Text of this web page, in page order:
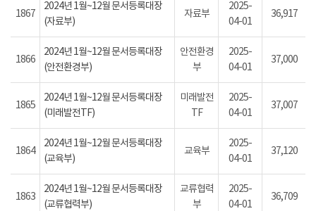
1867
2024년 1월~12월 문서등록대장
(자료부)
자료부
2025-
04-01
36,917
1866
2024년 1월~12월 문서등록대장
(안전환경부)
안전환경
부
2025-
04-01
37,000
1865
2024년 1월~12월 문서등록대장
(미래발전TF)
미래발전
TF
2025-
04-01
37,007
1864
2024년 1월~12월 문서등록대장
(교육부)
교육부
2025-
04-01
37,120
1863
2024년 1월~12월 문서등록대장
(교류협력부)
교류협력
부
2025-
04-01
36,709